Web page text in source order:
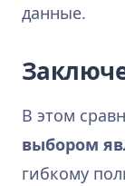
данные.
В этом
выбором
гибкому